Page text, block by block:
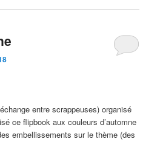
entre scrappeuses) organisé
ce flipbook aux couleurs d’automne
embellissements sur le thème (des